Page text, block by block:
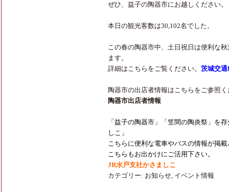
ぜひ、益子の陶器市にお越しください。
本日の観光客数は30,102名でした。
この春の陶器市中、土日祝日は便利な
ます。
詳細はこちらをご覧ください。 茨城交通
陶器市の出店者情報はこちらをご参照
陶器市出店者情報
「益子の陶器市」「笠間の陶炎祭」を
しこ」
こちらに便利な電車やバスの情報が掲
こちらもお出かけにご活用下さい。
JR水戸支社かさましこ
カテゴリー: お知らせ, イベント情報